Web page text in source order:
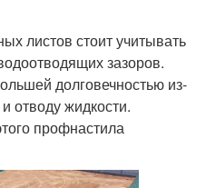
листов стоит учитывать
зазоров.
долговечностью из-
отводу жидкости.
профнастила